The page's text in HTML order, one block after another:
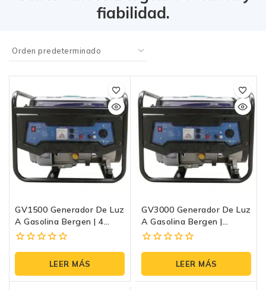
fiabilidad.
GV1500 Generador De Luz
A Gasolina Bergen | 4
Tiempos Arranque Manual
0
de
5
LEER MÁS
GV3000 Generador De Luz
A Gasolina Bergen |
110/220V 4 Tiempos
0
de
5
LEER MÁS